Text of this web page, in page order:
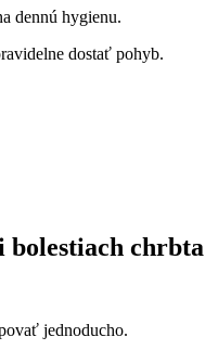
dennú hygienu.
dostať pohyb.
chrbta
jednoducho.